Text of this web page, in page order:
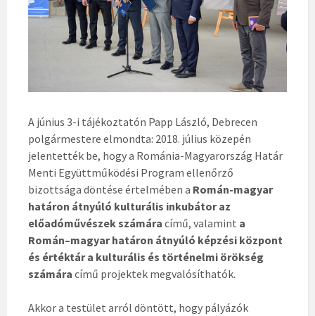
A június 3-i tájékoztatón Papp László, Debrecen
polgármestere elmondta: 2018. július közepén
jelentették be, hogy a Románia-Magyarország Határ
Menti Együttműködési Program ellenőrző
bizottsága döntése értelmében a Román-magyar
határon átnyúló kulturális inkubátor az
előadóművészek számára című, valamint a
Román–magyar határon átnyúló képzési központ
és értéktár a kulturális és történelmi örökség
számára című projektek megvalósíthatók.
Akkor a testület arról döntött, hogy pályázók